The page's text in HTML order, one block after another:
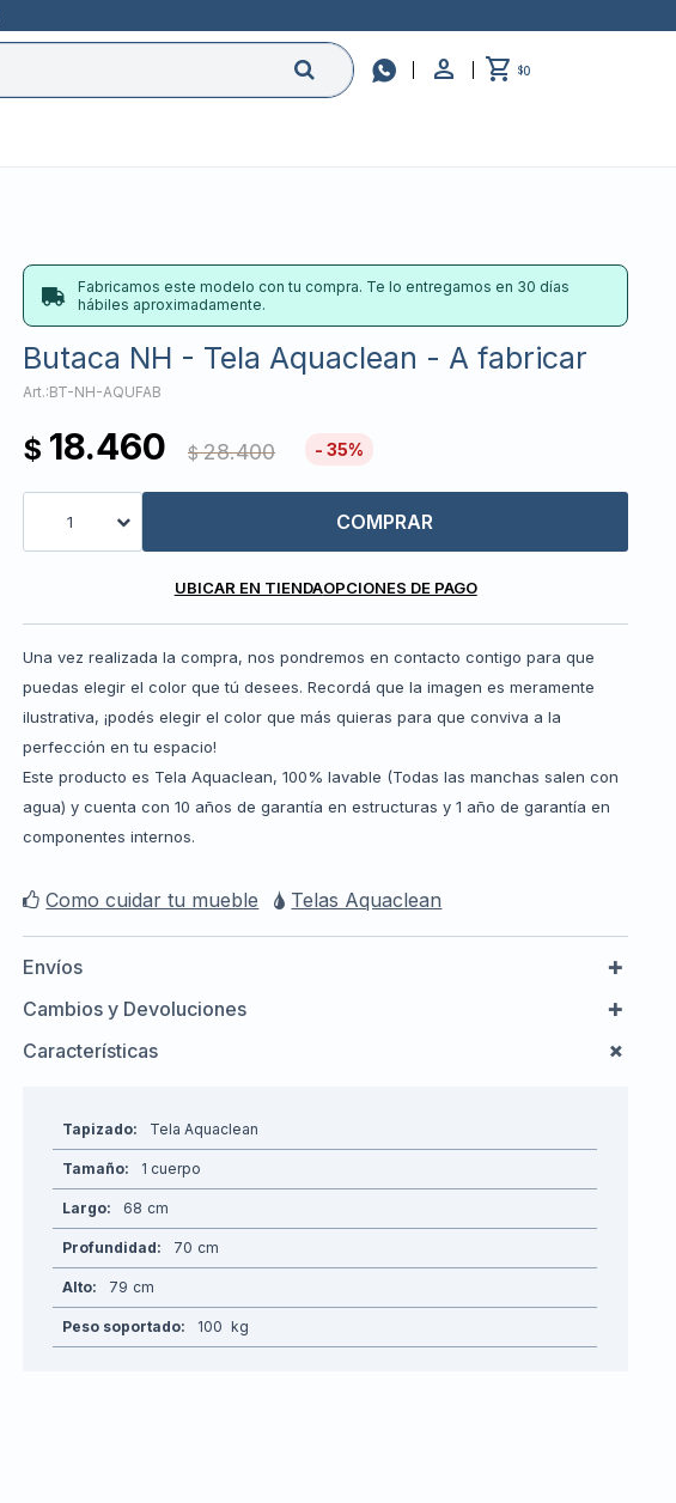
 $0
Fabricamos este modelo con tu compra. Te lo entregamos en 30 días
hábiles aproximadamente.
Butaca NH - Tela Aquaclean - A fabricar
BT-NH-AQUFAB
$ 18.460 $ 28.400 35
1 COMPRAR
UBICAR EN TIENDAOPCIONES DE PAGO
Una vez realizada la compra, nos pondremos en contacto contigo para que
puedas elegir el color que tú desees. Recordá que la imagen es meramente
ilustrativa, ¡podés elegir el color que más quieras para que conviva a la
perfección en tu espacio!
Este producto es Tela Aquaclean, 100% lavable (Todas las manchas salen con
agua) y cuenta con 10 años de garantía en estructuras y 1 año de garantía en
componentes internos.
Como cuidar tu mueble Telas Aquaclean
Envíos
Cambios y Devoluciones
Características
Tapizado Tela Aquaclean
Tamaño 1 cuerpo
Largo 68
Profundidad 70
Alto 79
Peso soportado 100